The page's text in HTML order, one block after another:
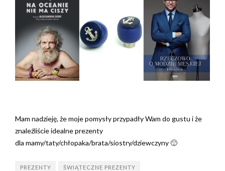
Mam nadzieję, że moje pomysły przypadły Wam do gustu i że
znaleźliście idealne prezenty
dla mamy/taty/chłopaka/brata/siostry/dziewczyny 🙂
PREZENTY ŚWIĄTECZNE PREZENTY